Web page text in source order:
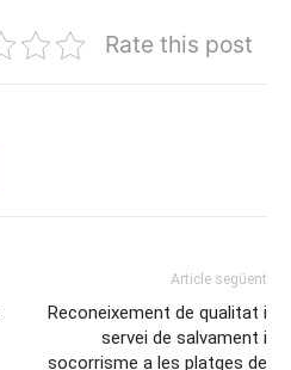
Rate this post
Article següent
Reconeixement de qualitat i
servei de salvament i
socorrisme a les platges de